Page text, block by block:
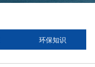
环保知识